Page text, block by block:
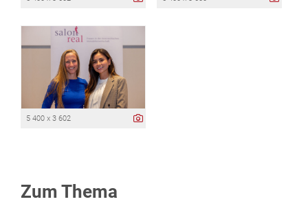
5 400 x 3 602
Zum Thema